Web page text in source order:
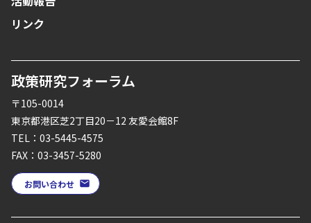
政策研究フォーラム
〒105-0014
東京都港区芝2丁目20－12 友愛会館8F
TEL：03-5445-4575
FAX：03-3457-5280
お問い合わせ
リンク